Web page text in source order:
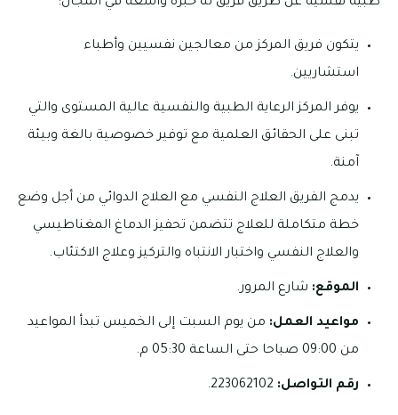
يتكون فريق المركز من معالجين نفسيين وأطباء
استشاريين.
يوفر المركز الرعاية الطبية والنفسية عالية المستوى والتي
تبنى على الحقائق العلمية مع توفير خصوصية بالغة وبيئة
آمنة.
يدمج الفريق العلاج النفسي مع العلاج الدوائي من أجل وضع
خطة متكاملة للعلاج تتضمن تحفيز الدماغ المغناطيسي
والعلاج النفسي واختبار الانتباه والتركيز وعلاج الاكتئاب.
الموقع: شارع المرور.
مواعيد العمل: من يوم السبت إلى الخميس تبدأ المواعيد
من 09:00 صباحا حتى الساعة 05:30 م.
رقم التواصل: